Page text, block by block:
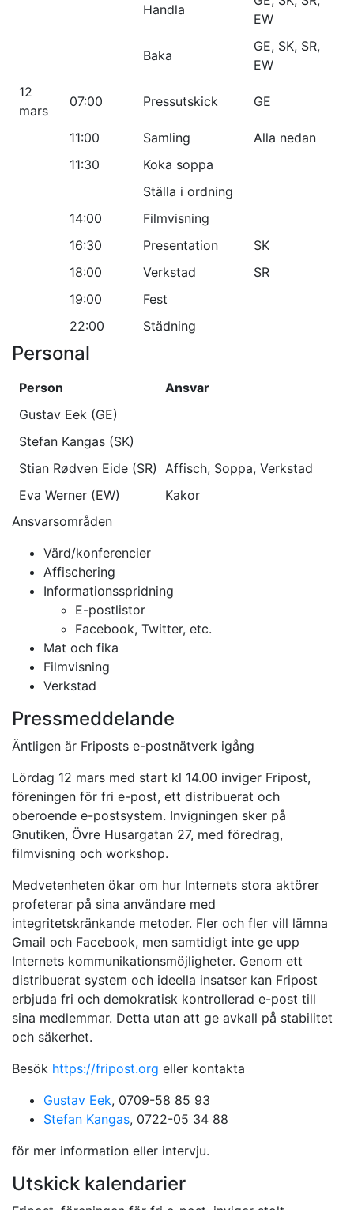
Handla
EW
Baka
GE, SK, SR,
EW
12
mars
07:00 Pressutskick GE
11:00 Samling
Alla nedan
11:30
Koka soppa
Ställa i ordning
14:00
Filmvisning
16:30
Presentation
SK
18:00
Verkstad
SR
19:00
Fest
22:00
Städning
Personal
Person
Ansvar
Gustav Eek (GE)
Stefan Kangas (SK)
Stian Rødven Eide (SR) Affisch, Soppa, Verkstad
Eva Werner (EW)
Kakor
Ansvarsområden
Värd/konferencier
Affischering
Informationsspridning
E-postlistor
Facebook, Twitter, etc.
Mat och fika
Filmvisning
Verkstad
Pressmeddelande
Äntligen är Friposts e-postnätverk igång
Lördag 12 mars med start kl 14.00 inviger Fripost,
föreningen för fri e-post, ett distribuerat och
oberoende e-postsystem. Invigningen sker på
Gnutiken, Övre Husargatan 27, med föredrag,
filmvisning och workshop.
Medvetenheten ökar om hur Internets stora aktörer
profeterar på sina användare med
integritetskränkande metoder. Fler och fler vill lämna
Gmail och Facebook, men samtidigt inte ge upp
Internets kommunikationsmöjligheter. Genom ett
distribuerat system och ideella insatser kan Fripost
erbjuda fri och demokratisk kontrollerad e-post till
sina medlemmar. Detta utan att ge avkall på stabilitet
och säkerhet.
Besök https://fripost.org eller kontakta
Gustav Eek, 0709-58 85 93
Stefan Kangas, 0722-05 34 88
för mer information eller intervju.
Utskick kalendarier